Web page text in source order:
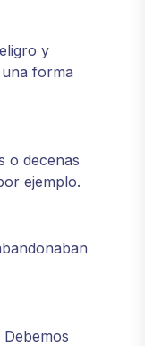
y
forma
o decenas
ejemplo.